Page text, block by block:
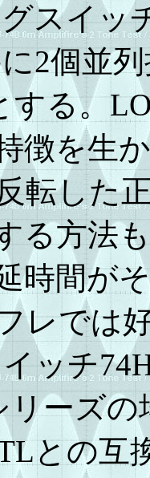
スイッ
2個並
る。
徴を生
転した
る方法
時間が
レでは
ッチ
リーズ
との互